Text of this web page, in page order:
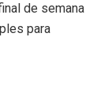
de semana
para